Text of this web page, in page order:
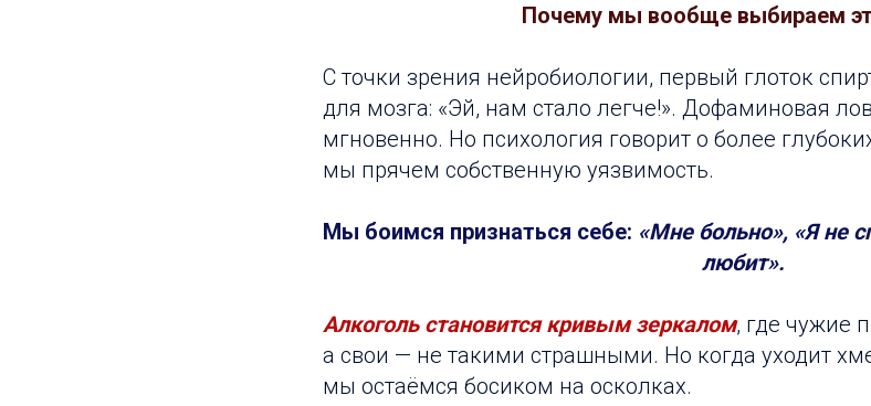
Почему мы вообще выбираем
С точки зрения нейробиологии, первый глоток
для мозга: «Эй, нам стало легче!». Дофаминовая
мгновенно. Но психология говорит о более
мы прячем собственную уязвимость.
Мы боимся признаться себе: «Мне больно», «Я не
любит».
Алкоголь становится кривым зеркалом, где чужие
а свои — не такими страшными. Но когда уходит
мы остаёмся босиком на осколках.